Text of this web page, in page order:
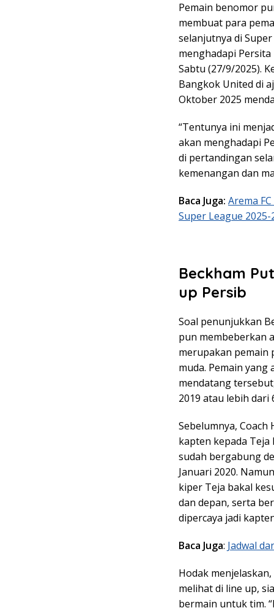
Pemain benomor
membuat para
selanjutnya di
menghadapi
Sabtu (27/9/2025).
Bangkok United di
Oktober 2025
“Tentunya ini
akan menghadapi
di pertandingan
kemenangan dan
Baca Juga: Arema
Super League 2025-
Beckham
up Persib
Soal penunjukkan
pun membeberkan
merupakan pemain
muda. Pemain
mendatang
2019 atau lebih dari
Sebelumnya,
kapten kepada Teja
sudah bergabung
Januari 2020.
kiper Teja bakal
dan depan, serta
dipercaya jadi
Baca Juga: Jadwal
Hodak
melihat di line up,
bermain untuk tim.